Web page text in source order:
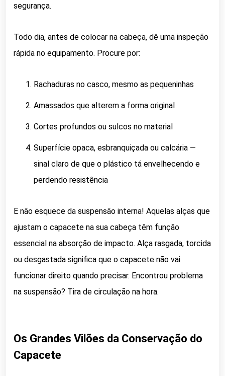
segurança.
Todo dia, antes de colocar na cabeça, dê uma inspeção
rápida no equipamento. Procure por:
Rachaduras no casco, mesmo as pequeninhas
Amassados que alterem a forma original
Cortes profundos ou sulcos no material
Superfície opaca, esbranquiçada ou calcária —
sinal claro de que o plástico tá envelhecendo e
perdendo resistência
E não esquece da suspensão interna! Aquelas alças que
ajustam o capacete na sua cabeça têm função
essencial na absorção de impacto. Alça rasgada, torcida
ou desgastada significa que o capacete não vai
funcionar direito quando precisar. Encontrou problema
na suspensão? Tira de circulação na hora.
Os Grandes Vilões da Conservação do
Capacete